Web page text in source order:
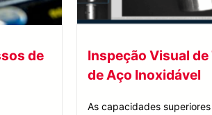
de
Inspeção Visual de
de Aço Inoxidável
As capacidades